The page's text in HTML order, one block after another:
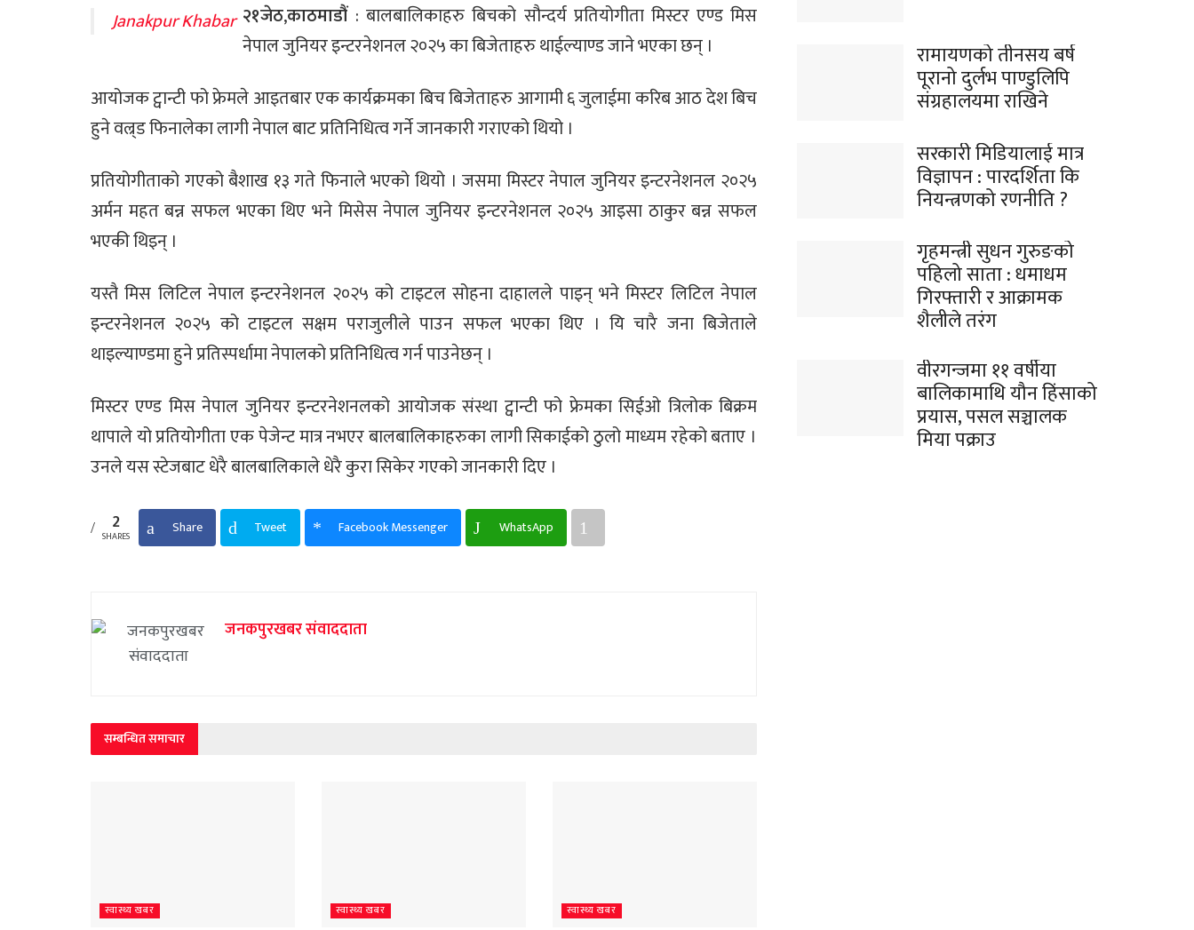
Janakpur Khabar २१जेठ,काठमाडौं : बालबालिकाहरु बिचको सौन्दर्य प्रतियोगीता मिस्टर एण्ड मिस
नेपाल जुनियर इन्टरनेशनल २०२५ का बिजेताहरु थाईल्याण्ड जाने भएका छन् ।
आयोजक ट्वान्टी फो फ्रेमले आइतबार एक कार्यक्रमका बिच बिजेताहरु आगामी ६ जुलाईमा करिब आठ देश बिच
हुने वल्र्ड फिनालेका लागी नेपाल बाट प्रतिनिधित्व गर्ने जानकारी गराएको थियो ।
प्रतियोगीताको गएको बैशाख १३ गते फिनाले भएको थियो । जसमा मिस्टर नेपाल जुनियर इन्टरनेशनल २०२५
अर्मन महत बन्न सफल भएका थिए भने मिसेस नेपाल जुनियर इन्टरनेशनल २०२५ आइसा ठाकुर बन्न सफल
भएकी थिइन् ।
यस्तै मिस लिटिल नेपाल इन्टरनेशनल २०२५ को टाइटल सोहना दाहालले पाइन् भने मिस्टर लिटिल नेपाल
इन्टरनेशनल २०२५ को टाइटल सक्षम पराजुलीले पाउन सफल भएका थिए । यि चारै जना बिजेताले
थाइल्याण्डमा हुने प्रतिस्पर्धामा नेपालको प्रतिनिधित्व गर्न पाउनेछन् ।
मिस्टर एण्ड मिस नेपाल जुनियर इन्टरनेशनलको आयोजक संस्था ट्वान्टी फो फ्रेमका सिईओ त्रिलोक बिक्रम
थापाले यो प्रतियोगीता एक पेजेन्ट मात्र नभएर बालबालिकाहरुका लागी सिकाईको ठुलो माध्यम रहेको बताए ।
उनले यस स्टेजबाट धेरै बालबालिकाले धेरै कुरा सिकेर गएको जानकारी दिए ।
2
SHARES Share Tweet Facebook Messenger WhatsApp
जनकपुरखबर संवाददाता
सम्बन्धित समाचार
स्वास्थ्य खबर स्वास्थ्य खबर स्वास्थ्य खबर
रामायणको तीनसय बर्ष
पूरानो दुर्लभ पाण्डुलिपि
संग्रहालयमा राखिने
सरकारी मिडियालाई मात्र
विज्ञापन : पारदर्शिता कि
नियन्त्रणको रणनीति ?
गृहमन्त्री सुधन गुरुङको
पहिलो साता : धमाधम
गिरफ्तारी र आक्रामक
शैलीले तरंग
वीरगन्जमा ११ वर्षीया
बालिकामाथि यौन हिंसाको
प्रयास, पसल सञ्चालक
मिया पक्राउ